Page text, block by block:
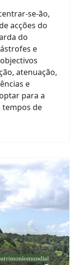
se-ão,
acções do
do
e
atenuação,
e
para a
de